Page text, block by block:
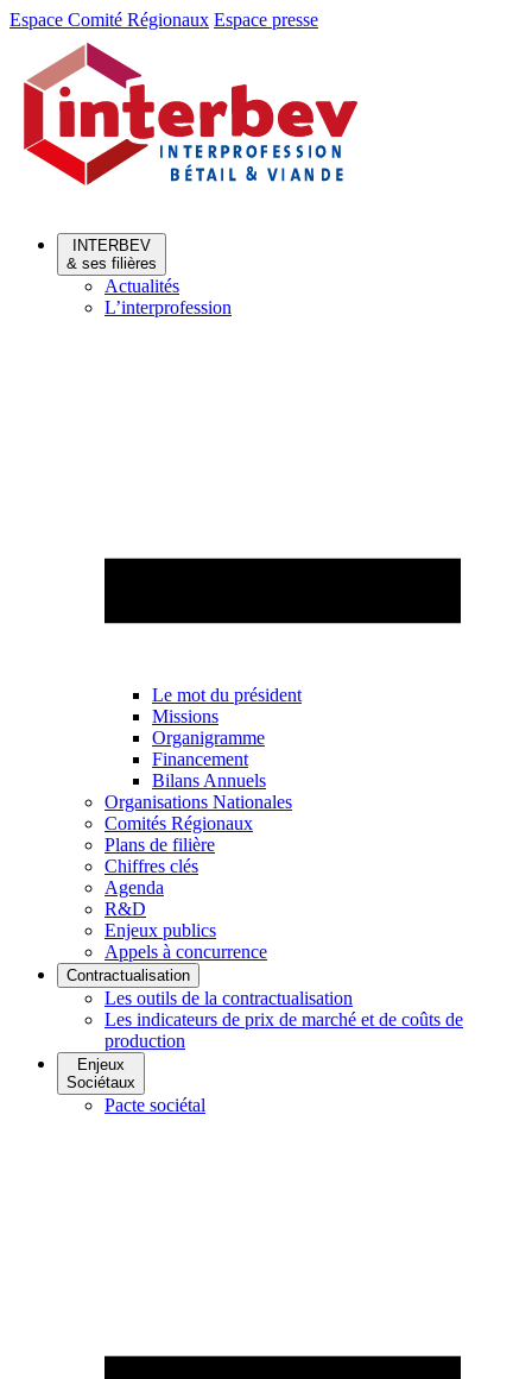
Aller
Aller
contenu
Espace Comité Régionaux Espace presse
INTERBEV
& ses filières
Actualités
L’interprofession
Le mot du président
Missions
Organigramme
Financement
Bilans Annuels
Organisations Nationales
Comités Régionaux
Plans de filière
Chiffres clés
Agenda
R&D
Enjeux publics
Appels à concurrence
Contractualisation
Les outils de la contractualisation
Les indicateurs de prix de marché et de coûts de
production
Enjeux
Sociétaux
Pacte sociétal